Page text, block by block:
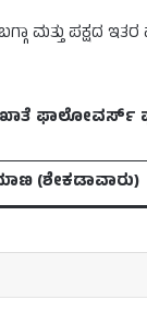
ಪಕ್ಷದ ಇತರ
ಖಾತೆ ಫಾಲೋವರ್ಸ್​
(ಶೇಕಡಾವಾರು)